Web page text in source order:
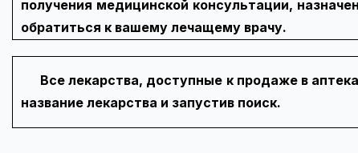
получения медицинской консультации,
обратиться к вашему лечащему врачу.
Все лекарства, доступные к продаже в
название лекарства и запустив поиск.